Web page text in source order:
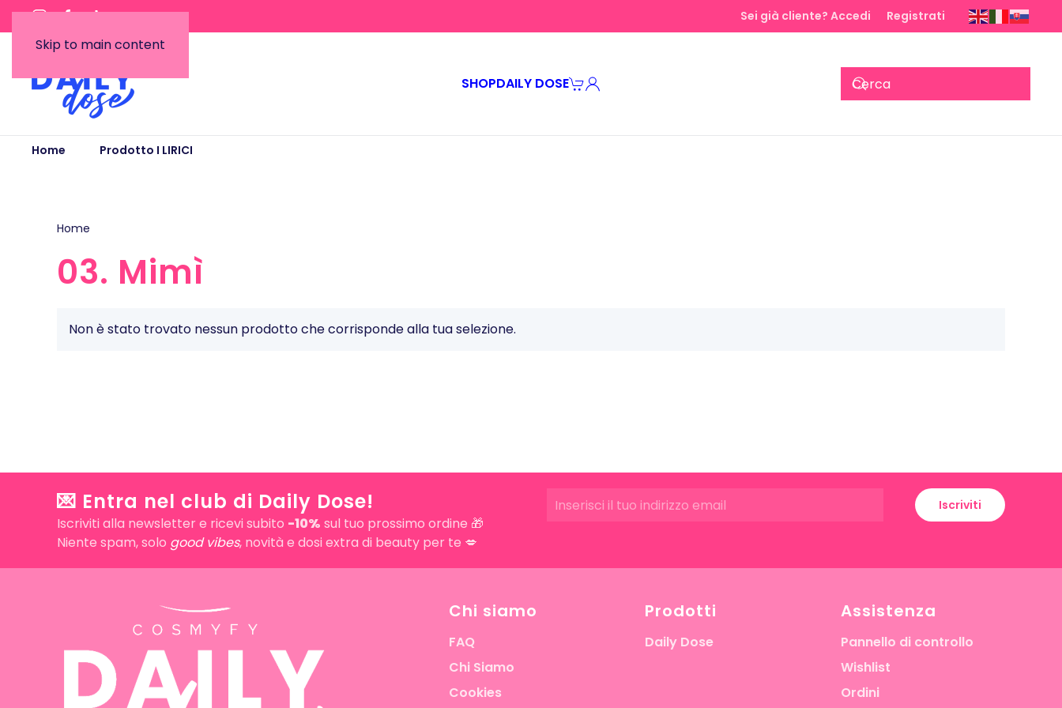
Skip to main content
Sei già cliente? Accedi Registrati
SHOPDAILY DOSE
Home Prodotto I LIRICI
Home
03. Mimì
Non è stato trovato nessun prodotto che corrisponde alla tua selezione.
💌 Entra nel club di Daily Dose!
Iscriviti alla newsletter e ricevi subito -10% sul tuo prossimo ordine 🎁
Niente spam, solo good vibes, novità e dosi extra di beauty per te 💋
Iscriviti
Chi siamo
FAQ
Chi Siamo
Cookies
Prodotti
Daily Dose
Assistenza
Pannello di controllo
Wishlist
Ordini